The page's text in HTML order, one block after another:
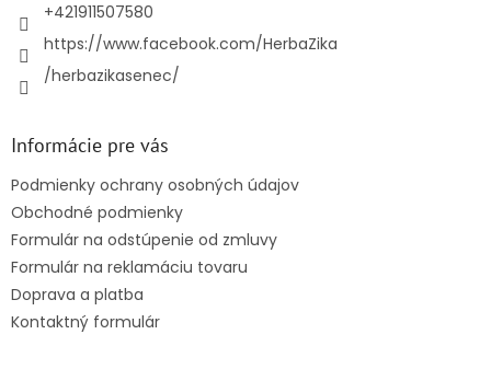
+421911507580
https://www.facebook.com/HerbaZika
/herbazikasenec/
Informácie pre vás
Podmienky ochrany osobných údajov
Obchodné podmienky
Formulár na odstúpenie od zmluvy
Formulár na reklamáciu tovaru
Doprava a platba
Kontaktný formulár